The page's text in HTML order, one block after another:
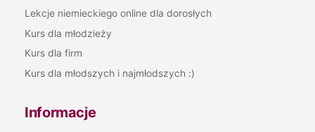
Lekcje niemieckiego online dla dorosłych
Kurs dla młodzieży
Kurs dla firm
Kurs dla młodszych i najmłodszych :)
Informacje